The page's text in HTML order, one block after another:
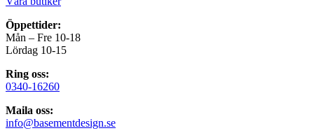
Öppettider:
Mån – Fre 10-18
Lördag 10-15
Ring oss:
0340-16260
Maila oss:
info@basementdesign.se